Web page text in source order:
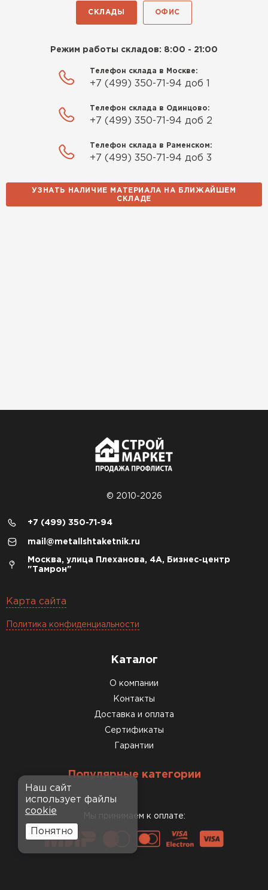
СКЛАДЫ ОФИС
Режим работы складов: 8:00 - 21:00
Телефон склада в Москве:
+7 (499) 350-71-94 доб 1
Телефон склада в Одинцово:
+7 (499) 350-71-94 доб 2
Телефон склада в Раменском:
+7 (499) 350-71-94 доб 3
УЗНАТЬ НАЛИЧИЕ МАТЕРИАЛА НА БЛИЖАЙШЕМ
СКЛАДЕ
© 2010-2026
+7 (499) 350-71-94
mail@metallshtaketnik.ru
Москва, улица Плеханова, 4А, Бизнес-центр
"Тамрон"
Карта сайта
Политика конфиденциальности
Каталог
О компании
Контакты
Доставка и оплата
Сертификаты
Гарантии
Популярные категории
Мы принимаем к оплате:
Наш сайт
использует файлы
cookie
Понятно